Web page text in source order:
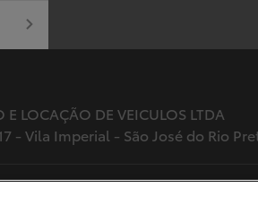
LOCAÇÃO DE VEICULOS LTDA
- Vila Imperial - São José do Rio